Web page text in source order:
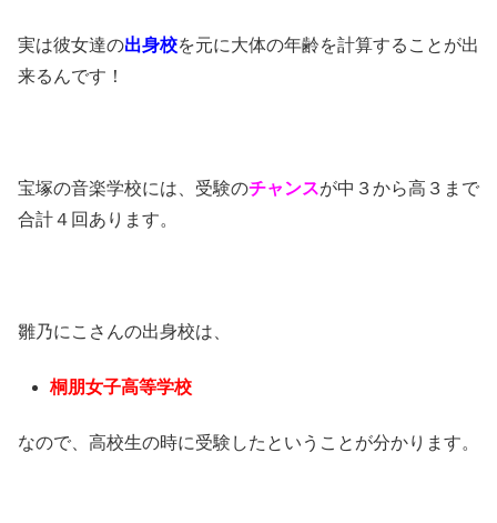
実は彼女達の出身校を元に大体の年齢を計算することが出
来るんです！
宝塚の音楽学校には、受験のチャンスが中３から高３まで
合計４回あります。
雛乃にこさんの出身校は、
桐朋女子高等学校
なので、高校生の時に受験したということが分かります。